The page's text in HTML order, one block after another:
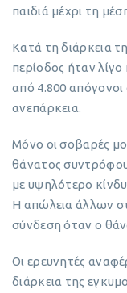
παιδιά μέχρι τη
Κατά τη διάρκεια
περίοδος ήταν
από 4.800
ανεπάρκεια.
Μόνο οι σοβαρές
θάνατος συντρόφου
με υψηλότερο
Η απώλεια άλλων
σύνδεση όταν ο
Οι ερευνητές
διάρκεια της